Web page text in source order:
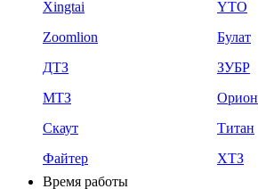
Xingtai
YTO
Zoomlion
Булат
ДТЗ
ЗУБР
МТЗ
Орион
Скаут
Титан
Файтер
ХТЗ
Время работы